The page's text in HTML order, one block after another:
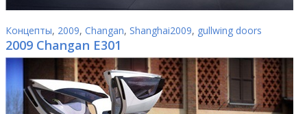
Концепты, 2009, Changan, Shanghai2009, gullwing doors
2009 Changan E301